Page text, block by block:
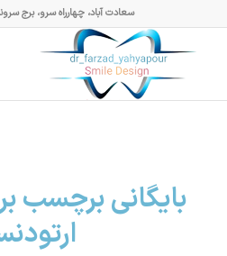
سعادت آباد، چهارراه سرو، برج سروناز -
بایگانی برچسب